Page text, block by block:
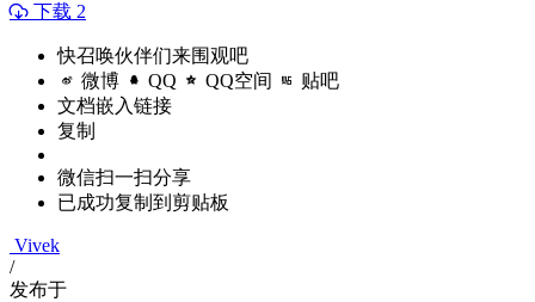
下载 2
快召唤伙伴们来围观吧
微博 QQ QQ空间 贴吧
文档嵌入链接
复制
微信扫一扫分享
已成功复制到剪贴板
Vivek
/
发布于